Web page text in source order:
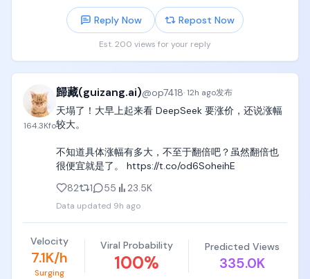
级别），继续聚焦AI方向。
昨晚的主题只有一个：AI赚钱的公司和AI花钱的公司，
SpaceX烧了184亿盘后暴跌。
同样是AI故事，利润和支出之间的那道线，就是接下来
因为这种票一旦下跌，杠杆资金最难受。
标的跌25%，4倍杠杆基本就接近归零。
本金没了，电话来了，追保开始。
这时候你不是想不想卖，而是被迫卖。
这就是杠杆最可怕的地方。
它不是单纯放大收益。
它还会把你从“长期看对”变成“短期被迫出局”。
更狠的是，市场不需要证明你错了。
只要让你撑不到最后，就够了。
后面Citadel接盘的细节，图里讲得很直接：
当别人被迫割肉时，有现金、有耐心、有风控的大机
构，反而可以用更低价格拿到筹码。
这就是华尔街的残酷。
但在大机构眼里，他可能只是一个暂时保管筹码的
人。
可能很快需要重新计算。
Reply Now Repost Now
Est. 200 views for your reply
164.3Kfo
歸藏(guizang.ai)@op7418·12h ago发布
天塌了！大早上起来看 DeepSeek 要涨价，还说涨幅
较大。
不知道具体涨幅有多大，不至于翻倍吧？虽然翻倍也
很便宜就是了。 https://t.co/od6SoheihE
82
1 55 23.5K
Data updated 9h ago
Velocity
7.1K/h
Surging
Viral Probability
100%
Predicted Views
335.0K